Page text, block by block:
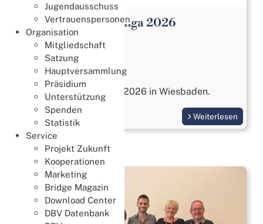
Jugendausschuss
Vertrauenspersonen
Organisation
Mitgliedschaft
Satzung
Hauptversammlung
Präsidium
Unterstützung
Spenden
Statistik
Service
Projekt Zukunft
Kooperationen
Marketing
Bridge Magazin
Download Center
DBV Datenbank
Open Paar Bundesliga 2026
Meisterschaften
27. Juli 2026
Open Paar Liga
vom 17. bis 18. Oktober 2026 in Wiesbaden.
Weiterlesen